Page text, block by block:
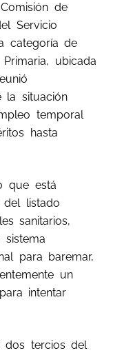
de
Servicio
categoría de
ubicada
la situación
temporal
hasta
que está
del listado
sanitarios,
para baremar,
un
intentar
dos tercios del